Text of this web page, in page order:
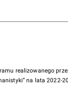
realizowanego
na lata 2022-